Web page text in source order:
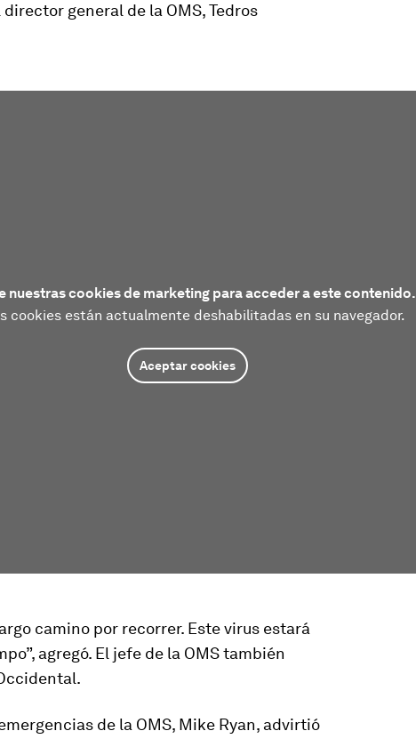
general de la OMS, Tedros
nuestras cookies de marketing para acceder a este contenido.
cookies están actualmente deshabilitadas en su navegador.
Aceptar cookies
camino por recorrer. Este virus estará
agregó. El jefe de la OMS también
de la OMS, Mike Ryan, advirtió